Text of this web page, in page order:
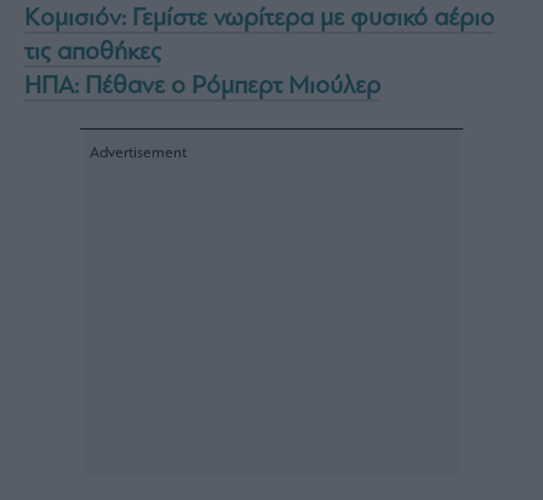
Κομισιόν: Γεμίστε νωρίτερα με φυσικό αέριο
τις αποθήκες
ΗΠΑ: Πέθανε ο Ρόμπερτ Μιούλερ